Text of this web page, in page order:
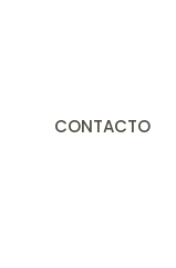
CONTACTO